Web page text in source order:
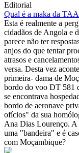
Editorial
Qual é a maka da
Esta é realmente a
cidadãos de Angola e
parece não ter
anjos do que tentar
atrasos e
versa. Desta vez
primeira- dama de
bordo do voo DT 581
se encontrava
bordo de aeronave
ofícios" da sua
Ana Dias Lourenço. A
uma "bandeira" e é
com Moçambique?